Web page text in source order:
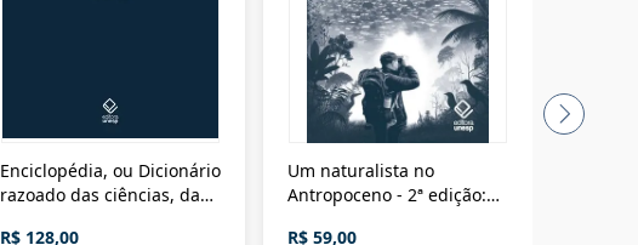
Enciclopédia, ou Dicionário
razoado das ciências, das
R$ 128,00
Um naturalista no
Antropoceno - 2ª edição:
R$ 59,00